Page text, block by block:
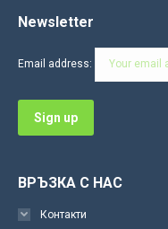
opens
window
opens
window
opens
window
in
in
Newsletter
Email address:
ВРЪЗКА С НАС
Контакти